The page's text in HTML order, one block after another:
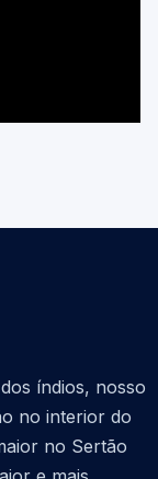
índios, nosso
no interior do
no Sertão